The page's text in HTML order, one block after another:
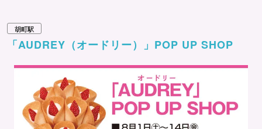
胡町駅
「AUDREY（オードリー）」POP UP SHOP